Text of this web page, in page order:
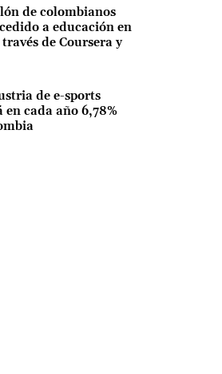
de colombianos
a educación en
de Coursera y
de e-sports
en cada año 6,78%